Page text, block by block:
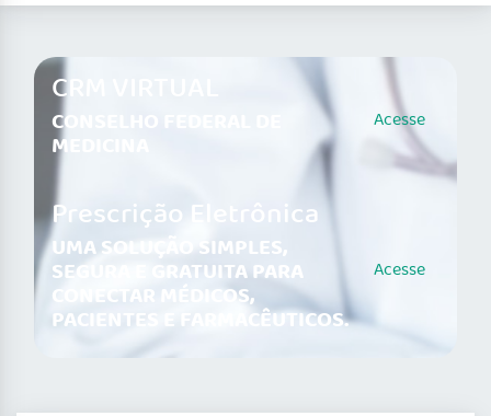
CRM VIRTUAL
CONSELHO FEDERAL DE
MEDICINA
Acesse
Prescrição Eletrônica
UMA SOLUÇÃO SIMPLES,
SEGURA E GRATUITA PARA
CONECTAR MÉDICOS,
PACIENTES E FARMACÊUTICOS.
Acesse